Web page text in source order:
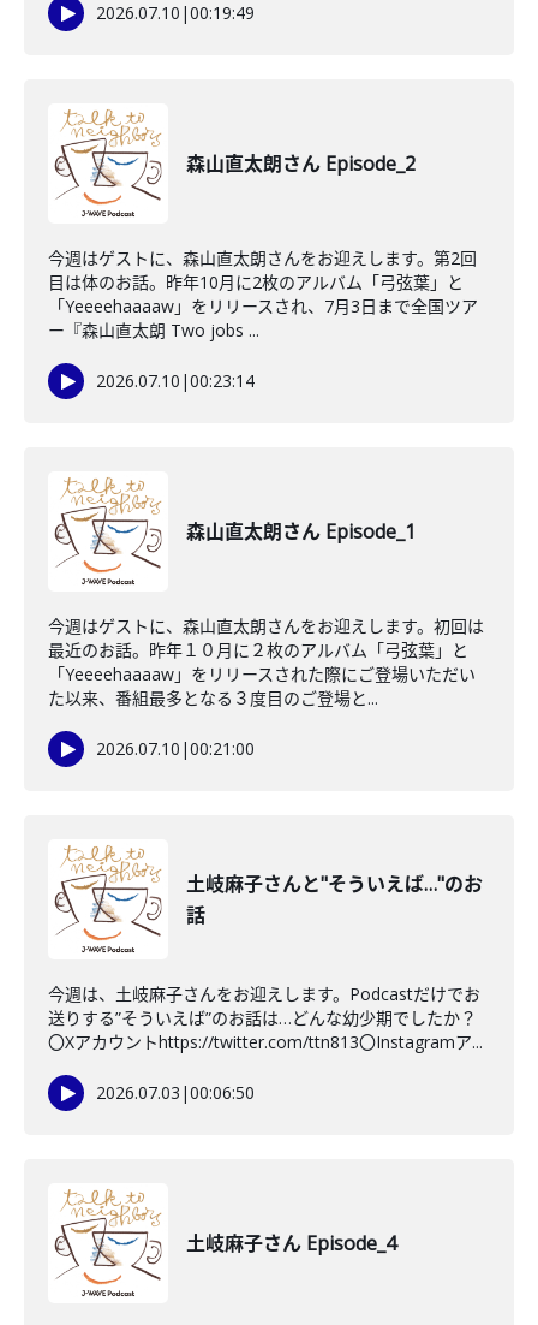
2026.07.10 |00:19:49
森山直太朗さん Episode_2
今週はゲストに、森山直太朗さんをお迎えします。第2回
目は体のお話。昨年10月に2枚のアルバム「弓弦葉」と
「Yeeeehaaaaw」をリリースされ、7月3日まで全国ツア
ー『森山直太朗 Two jobs ...
2026.07.10 |00:23:14
森山直太朗さん Episode_1
今週はゲストに、森山直太朗さんをお迎えします。初回は
最近のお話。昨年１０月に２枚のアルバム「弓弦葉」と
「Yeeeehaaaaw」をリリースされた際にご登場いただい
た以来、番組最多となる３度目のご登場と...
2026.07.10 |00:21:00
土岐麻子さんと"そういえば…"のお
話
今週は、土岐麻子さんをお迎えします。Podcastだけでお
送りする”そういえば”のお話は…どんな幼少期でしたか？
〇Xアカウントhttps://twitter.com/ttn813〇Instagramア...
2026.07.03 |00:06:50
土岐麻子さん Episode_4